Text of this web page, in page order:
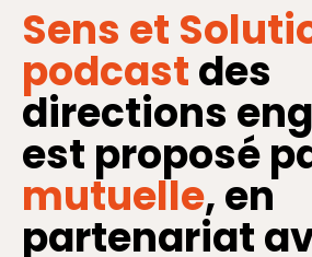
Sens et
podcastdes
directions
est proposé
mutuelle, en
partenariat